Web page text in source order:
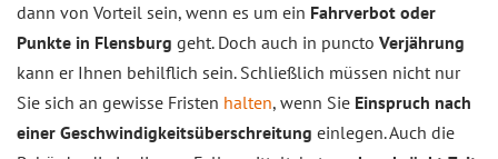
dann von Vorteil sein, wenn es um ein Fahrverbot oder
Punkte in Flensburg geht. Doch auch in puncto Verjährung
kann er Ihnen behilflich sein. Schließlich müssen nicht nur
Sie sich an gewisse Fristen halten, wenn Sie Einspruch nach
einer Geschwindigkeitsüberschreitung einlegen. Auch die